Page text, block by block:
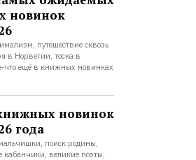
новинок
путешествие сквозь
в Норвегии, тоска в
что ещё в книжных новинках
новинок
года
поиск родины,
великие поэты,